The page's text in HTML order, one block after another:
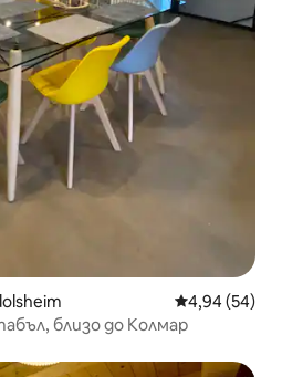
Средна
4,94 (54)
близо до Колмар